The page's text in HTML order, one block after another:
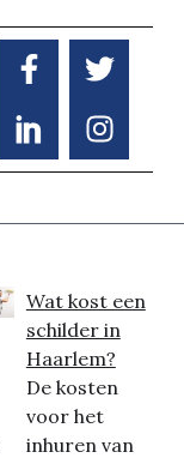
Wat kost een
schilder in
Haarlem?
De kosten
voor het
inhuren van